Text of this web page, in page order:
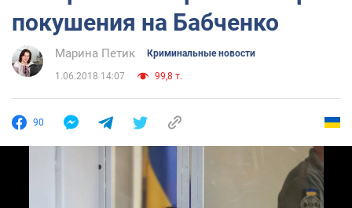
покушения на Бабченко
Марина Петик Криминальные новости
1.06.2018 14:07 99,8 т.
90